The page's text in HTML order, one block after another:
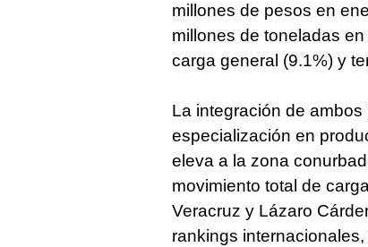
millones de pesos en
millones de toneladas
carga general (9.1%) y
La integración de
especialización en
eleva a la zona
movimiento total de
Veracruz y Lázaro
rankings